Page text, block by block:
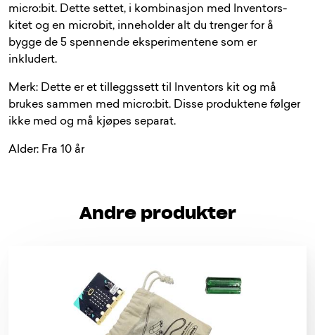
micro:bit. Dette settet, i kombinasjon med Inventors-
kitet og en microbit, inneholder alt du trenger for å
bygge de 5 spennende eksperimentene som er
inkludert.
Merk: Dette er et tilleggssett til Inventors kit og må
brukes sammen med micro:bit. Disse produktene følger
ikke med og må kjøpes separat.
Alder: Fra 10 år
Andre produkter